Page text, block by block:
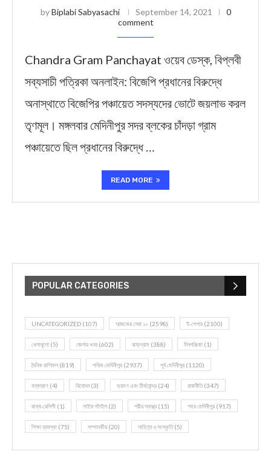
byBiplabi Sabyasachi September 14, 2021
0
comment
Chandra Gram Panchayat ওয়েব ডেস্ক, বিপ্লবী
সব্যসাচী পত্রিকা অনলাইন: বিজেপি প্রধানের বিরুদ্ধে
অনাস্থাতে বিজেপির পঞ্চায়েত সদস্যদের ভোটে জয়লাভ করল
তৃণমূল। মঙ্গলবার মেদিনীপুর সদর ব্লকের চাঁদড়া গ্রাম
পঞ্চায়েতে ছিল প্রধানের বিরুদ্ধে …
READ MORE
POPULAR CATEGORIES
UNCATEGORIZED (107) আজকের সেরা ১০ (2598) ই-পেপার (2100)
খেলাধূলো (5) জেলার খবর (602) ঝাড়গ্রাম (388) দিনপঞ্জিকা (1)
দৈনিক রাশিফল (819) পশ্চিম মেদিনীপুর (2937) পূর্ব মেদিনীপুর (1120)
বন্যপ্রাণ (4) বিনোদন(3) ভ্রমণ এবং তীর্থকেন্দ্র (24) রাজনীতি(347)
রান্না-রেসিপী (1) লাইফ স্টাইল (2) শরীর স্বাস্থ্য (15) শহর মেদিনীপুর (917)
শিক্ষা ব্যবস্থা (75) সম্পাদকীয় (20) সাহিত্য ও সংস্কৃতি(5)